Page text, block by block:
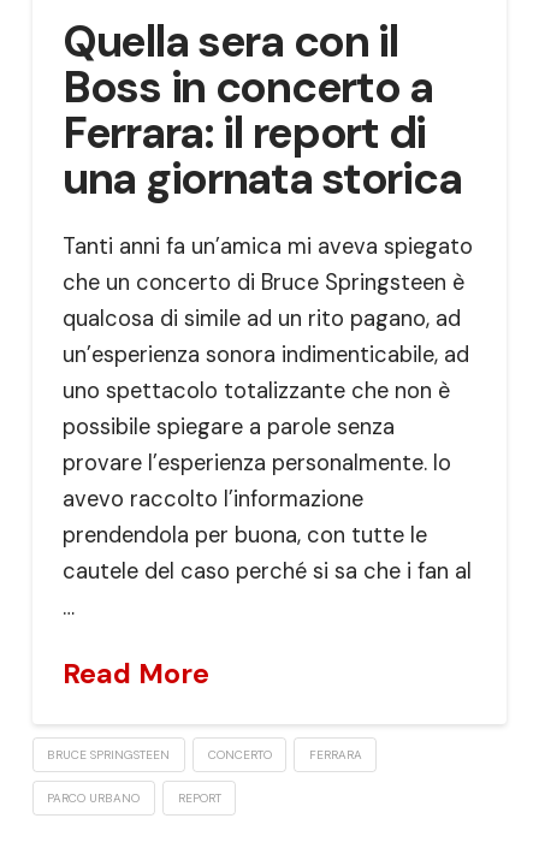
Quella sera con il
Boss in concerto a
Ferrara: il report di
una giornata storica
Tanti anni fa un’amica mi aveva spiegato
che un concerto di Bruce Springsteen è
qualcosa di simile ad un rito pagano, ad
un’esperienza sonora indimenticabile, ad
uno spettacolo totalizzante che non è
possibile spiegare a parole senza
provare l’esperienza personalmente. Io
avevo raccolto l’informazione
prendendola per buona, con tutte le
cautele del caso perché si sa che i fan al
…
Read More
BRUCE SPRINGSTEEN CONCERTO FERRARA
PARCO URBANO REPORT